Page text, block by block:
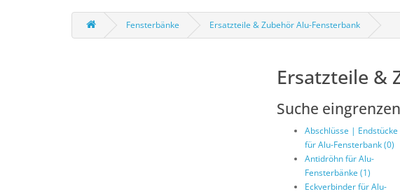
Fensterbänke Ersatzteile & Zubehör Alu-Fensterbank
Ersatzteile &
Suche eingrenzen
Abschlüsse | Endstücke
für Alu-Fensterbank (0)
Antidröhn für Alu-
Fensterbänke (1)
Eckverbinder für Alu-